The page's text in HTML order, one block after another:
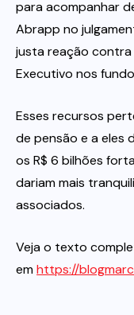
para acompanhar
Abrapp no
justa reação
Executivo nos
Esses recursos
de pensão e a eles
os R$ 6 bilhões
dariam mais
associados.
Veja o texto
emhttps://